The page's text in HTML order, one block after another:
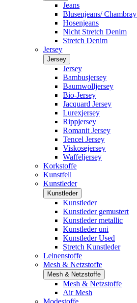
Jeans
Blusenjeans/ Chambray
Hosenjeans
Nicht Stretch Denim
Stretch Denim
Jersey
Jersey
Jersey
Bambusjersey
Baumwolljersey
Bio-Jersey
Jacquard Jersey
Lurexjersey
Rippjersey
Romanit Jersey
Tencel Jersey
Viskosejersey
Waffeljersey
Korkstoffe
Kunstfell
Kunstleder
Kunstleder
Kunstleder
Kunstleder gemustert
Kunstleder metallic
Kunstleder uni
Kunstleder Used
Stretch Kunstleder
Leinenstoffe
Mesh & Netzstoffe
Mesh & Netzstoffe
Mesh & Netzstoffe
Air Mesh
Modestoffe